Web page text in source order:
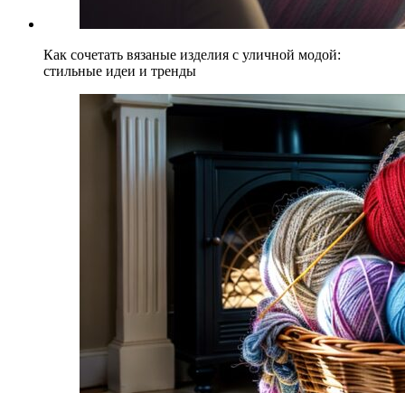
Как сочетать вязаные изделия с уличной модой:
стильные идеи и тренды